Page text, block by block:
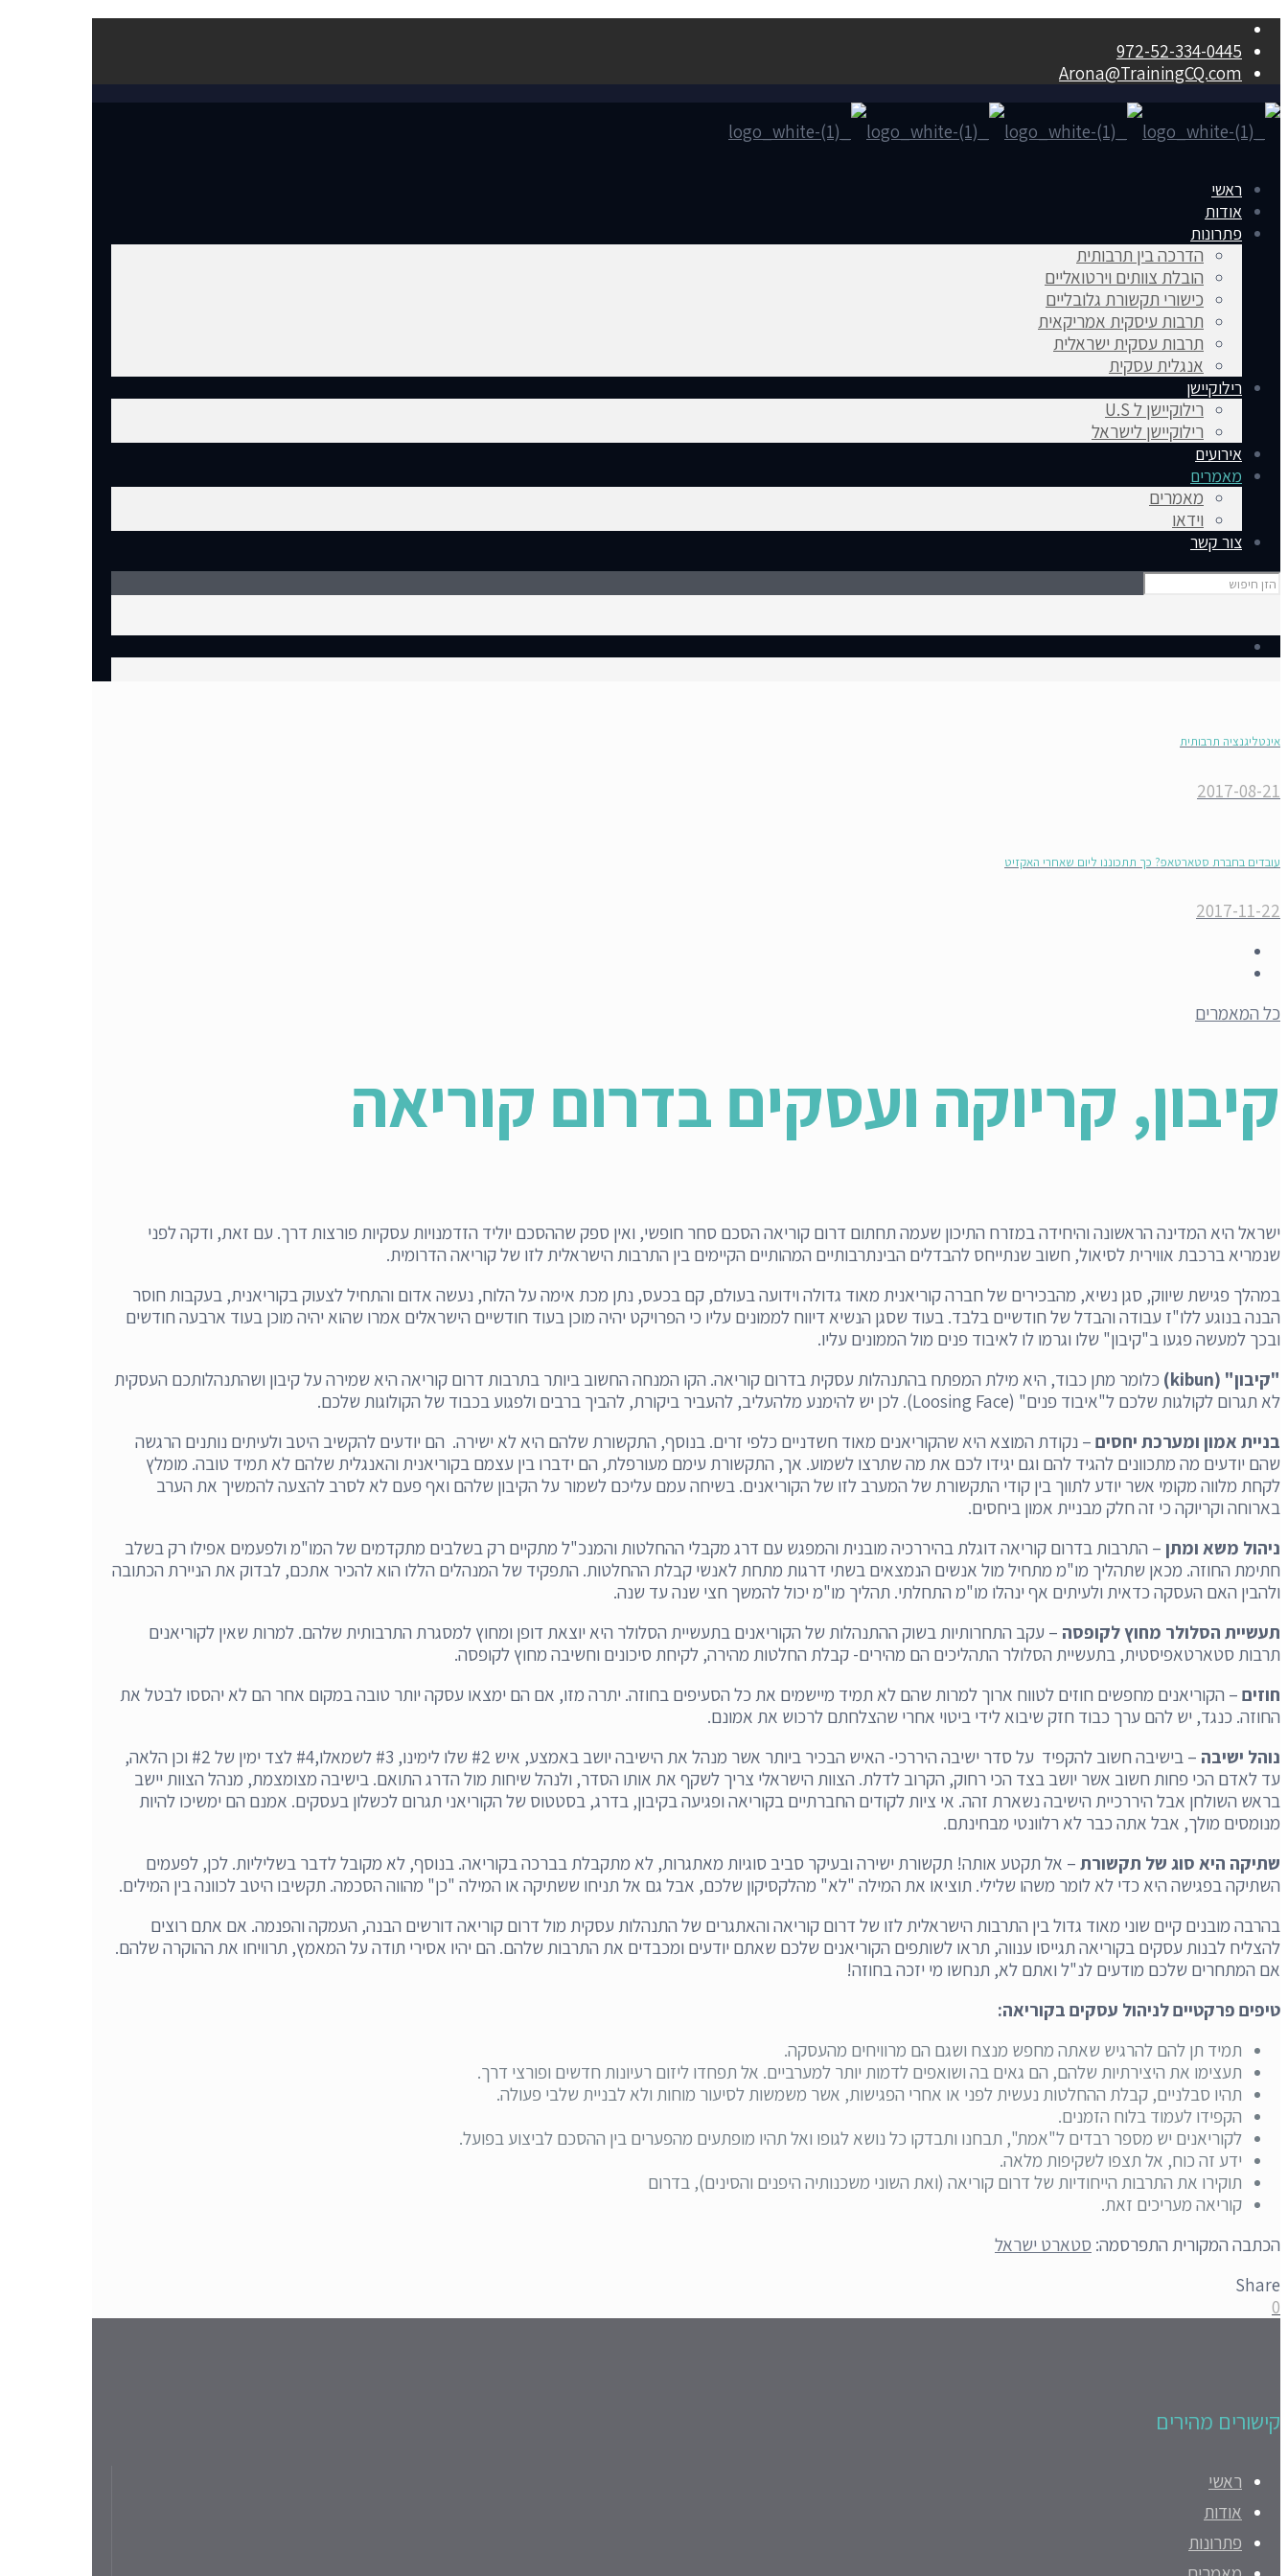
972-52-334-0445
Arona@TrainingCQ.com
ראשי
אודות
פתרונות
הדרכה בין תרבותית
הובלת צוותים וירטואליים
כישורי תקשורת גלובליים
תרבות עיסקית אמריקאית
תרבות עסקית ישראלית
אנגלית עסקית
רילוקיישן
רילוקיישן ל U.S
רילוקיישן לישראל
אירועים
מאמרים
מאמרים
וידאו
צור קשר
אינטליגנציה תרבותית
2017-08-21
עובדים בחברת סטארטאפ? כך תתכוננו ליום שאחרי האקזיט
2017-11-22
כל המאמרים
קיבון, קריוקה ועסקים בדרום קוריאה
ישראל היא המדינה הראשונה והיחידה במזרח התיכון שעמה תחתום דרום קוריאה הסכם סחר חופשי, ואין ספק שההסכם יוליד הזדמנויות עסקיות פורצות דרך. עם זאת, ודקה לפני
שנמריא ברכבת אווירית לסיאול, חשוב שנתייחס להבדלים הבינתרבותיים המהותיים הקיימים בין התרבות הישראלית לזו של קוריאה הדרומית.
במהלך פגישת שיווק, סגן נשיא, מהבכירים של חברה קוריאנית מאוד גדולה וידועה בעולם, קם בכעס, נתן מכת אימה על הלוח, נעשה אדום והתחיל לצעוק בקוריאנית, בעקבות חוסר
הבנה בנוגע ללו"ז עבודה והבדל של חודשיים בלבד. בעוד שסגן הנשיא דיווח לממונים עליו כי הפרויקט יהיה מוכן בעוד חודשיים הישראלים אמרו שהוא יהיה מוכן בעוד ארבעה חודשים
ובכך למעשה פגעו ב"קיבון" שלו וגרמו לו לאיבוד פנים מול הממונים עליו.
"קיבון" (kibun
) כלומר מתן כבוד, היא מילת המפתח בהתנהלות עסקית בדרום קוריאה. הקו המנחה החשוב ביותר בתרבות דרום קוריאה היא שמירה על קיבון ושהתנהלותכם העסקית
לא תגרום לקולגות שלכם ל"איבוד פנים" (Loosing Face). לכן יש להימנע מלהעליב, להעביר ביקורת, להביך ברבים ולפגוע בכבוד של הקולוגות שלכם.
בניית אמון ומערכת יחסים – נקודת המוצא היא שהקוריאנים מאוד חשדניים כלפי זרים. בנוסף, התקשורת שלהם היא לא ישירה. הם יודעים להקשיב היטב ולעיתים נותנים הרגשה
שהם יודעים מה מתכוונים להגיד להם וגם יגידו לכם את מה שתרצו לשמוע. אך, התקשורת עימם מעורפלת, הם ידברו בין עצמם בקוריאנית והאנגלית שלהם לא תמיד טובה. מומלץ
לקחת מלווה מקומי אשר יודע לתווך בין קודי התקשורת של המערב לזו של הקוריאנים. בשיחה עמם עליכם לשמור על הקיבון שלהם ואף פעם לא לסרב להצעה להמשיך את הערב
בארוחה וקריוקה כי זה חלק מבניית אמון ביחסים.
ניהול משא ומתן – התרבות בדרום קוריאה דוגלת בהיררכיה מובנית והמפגש עם דרג מקבלי ההחלטות והמנכ"ל מתקיים רק בשלבים מתקדמים של המו"מ ולפעמים אפילו רק בשלב
חתימת החוזה. מכאן שתהליך מו"מ מתחיל מול אנשים הנמצאים בשתי דרגות מתחת לאנשי קבלת ההחלטות. התפקיד של המנהלים הללו הוא להכיר אתכם, לבדוק את הניירת הכתובה
ולהבין האם העסקה כדאית ולעיתים אף ינהלו מו"מ התחלתי. תהליך מו"מ יכול להמשך חצי שנה עד שנה.
תעשיית הסלולר מחוץ לקופסה – עקב התחרותיות בשוק ההתנהלות של הקוריאנים בתעשיית הסלולר היא יוצאת דופן ומחוץ למסגרת התרבותית שלהם. למרות שאין לקוריאנים
תרבות סטארטאפיסטית, בתעשיית הסלולר התהליכים הם מהירים- קבלת החלטות מהירה, לקיחת סיכונים וחשיבה מחוץ לקופסה.
חוזים – הקוריאנים מחפשים חוזים לטווח ארוך למרות שהם לא תמיד מיישמים את כל הסעיפים בחוזה. יתרה מזו, אם הם ימצאו עסקה יותר טובה במקום אחר הם לא יהססו לבטל את
החוזה. כנגד, יש להם ערך כבוד חזק שיבוא לידי ביטוי אחרי שהצלחתם לרכוש את אמונם.
נוהל ישיבה
– בישיבה חשוב להקפיד על סדר ישיבה היררכי- האיש הבכיר ביותר אשר מנהל את הישיבה יושב באמצע, איש #2 שלו לימינו, #3 לשמאלו,#4 לצד ימין של #2 וכן הלאה,
עד לאדם הכי פחות חשוב אשר יושב בצד הכי רחוק, הקרוב לדלת. הצוות הישראלי צריך לשקף את אותו הסדר, ולנהל שיחות מול הדרג התואם. בישיבה מצומצמת, מנהל הצוות יישב
בראש השולחן אבל היררכיית הישיבה נשארת זהה. אי ציות לקודים החברתיים בקוריאה ופגיעה בקיבון, בדרג, בסטטוס של הקוריאני תגרום לכשלון בעסקים. אמנם הם ימשיכו להיות
מנומסים מולך, אבל אתה כבר לא רלוונטי מבחינתם.
שתיקה היא סוג של תקשורת – אל תקטע אותה! תקשורת ישירה ובעיקר סביב סוגיות מאתגרות, לא מתקבלת בברכה בקוריאה. בנוסף, לא מקובל לדבר בשליליות. לכן, לפעמים
השתיקה בפגישה היא כדי לא לומר משהו שלילי. תוציאו את המילה "לא" מהלקסיקון שלכם, אבל גם אל תניחו ששתיקה או המילה "כן" מהווה הסכמה. תקשיבו היטב לכוונה בין המילים.
בהרבה מובנים קיים שוני מאוד גדול בין התרבות הישראלית לזו של דרום קוריאה והאתגרים של התנהלות עסקית מול דרום קוריאה דורשים הבנה, העמקה והפנמה. אם אתם רוצים
להצליח לבנות עסקים בקוריאה תגייסו ענווה, תראו לשותפים הקוריאנים שלכם שאתם יודעים ומכבדים את התרבות שלהם. הם יהיו אסירי תודה על המאמץ, תרוויחו את ההוקרה שלהם.
אם המתחרים שלכם מודעים לנ"ל ואתם לא, תנחשו מי יזכה בחוזה!
טיפים פרקטיים לניהול עסקים בקוריאה:
תמיד תן להם להרגיש שאתה מחפש מנצח ושגם הם מרוויחים מהעסקה.
תעצימו את היצירתיות שלהם, הם גאים בה ושואפים לדמות יותר למערביים. אל תפחדו ליזום רעיונות חדשים ופורצי דרך.
תהיו סבלניים, קבלת ההחלטות נעשית לפני או אחרי הפגישות, אשר משמשות לסיעור מוחות ולא לבניית שלבי פעולה.
הקפידו לעמוד בלוח הזמנים.
לקוריאנים יש מספר רבדים ל"אמת", תבחנו ותבדקו כל נושא לגופו ואל תהיו מופתעים מהפערים בין ההסכם לביצוע בפועל.
ידע זה כוח, אל תצפו לשקיפות מלאה.
תוקירו את התרבות הייחודיות של דרום קוריאה (ואת השוני משכנותיה היפנים והסינים), בדרום
קוריאה מעריכים זאת.
הכתבה המקורית התפרסמה: סטארט ישראל
Share
0
קישורים מהירים
ראשי
אודות
פתרונות